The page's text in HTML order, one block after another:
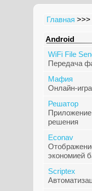
Главная >>>
Android
WiFi File
Передача
Мафия
Онлайн-игра
Решатор
Приложение
решения
Econav
экономией
Scriptex